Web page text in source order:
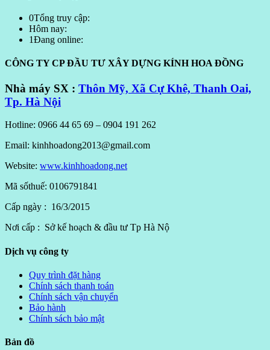
0Tổng truy cập:
Hôm nay:
1Đang online:
CÔNG TY CP ĐẦU TƯ XÂY DỰNG KÍNH HOA ĐỒNG
Nhà máy SX : Thôn Mỹ, Xã Cự Khê, Thanh Oai,
Tp. Hà Nội
Hotline: 0966 44 65 69 – 0904 191 262
Email: kinhhoadong2013@gmail.com
Website: www.kinhhoadong.net
Mã sốthuế: 0106791841
Cấp ngày : 16/3/2015
Nơi cấp : Sở kế hoạch & đầu tư Tp Hà Nộ
Dịch vụ công ty
Quy trình đặt hàng
Chính sách thanh toán
Chính sách vận chuyển
Bảo hành
Chính sách bảo mật
Bản đồ